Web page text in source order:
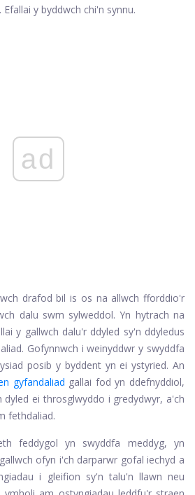
y byddwch chi'n synnu.
ad
drafod bil is os na allwch fforddio'r
dalu swm sylweddol. Yn hytrach na
y gallwch dalu'r ddyled sy'n ddyledus
Gofynnwch i weinyddwr y swyddfa
posib y byddent yn ei ystyried. An
gyfandaliad gallai fod yn ddefnyddiol,
ei throsglwyddo i gredydwyr, a'ch
fethdaliad.
feddygol yn swyddfa meddyg, yn
ofyn i'ch darparwr gofal iechyd a
i gleifion sy'n talu'n llawn neu